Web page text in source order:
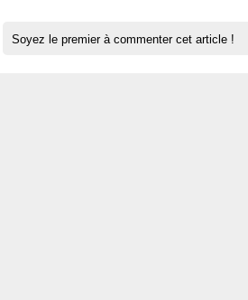
Soyez le premier à commenter cet article !